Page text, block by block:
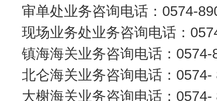
审单处业务咨询电话：0574-
现场业务处业务咨询电话：
镇海海关业务咨询电话：0574-
北仑海关业务咨询电话：0574-
大榭海关业务咨询电话：0574-